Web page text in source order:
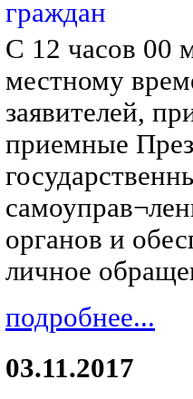
С 12 часов 00
местному
заявителей,
приемные
органов и
личное
подробнее...
03.11.2017